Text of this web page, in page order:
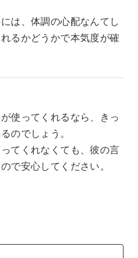
は、体調の心配なんてし
るかどうかで本気度が確
使ってくれるなら、きっ
のでしょう。
てくれなくても、彼の言
で安心してください。